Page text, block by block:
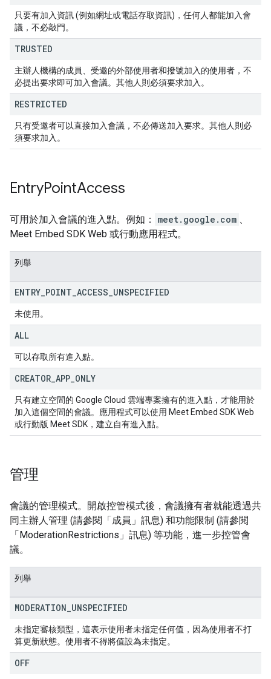
只要有加入資訊 (例如網址或電話存取資訊)，任何人都能加入會
議，不必敲門。
TRUSTED
主辦人機構的成員、受邀的外部使用者和撥號加入的使用者，不
必提出要求即可加入會議。其他人則必須要求加入。
RESTRICTED
只有受邀者可以直接加入會議，不必傳送加入要求。其他人則必
須要求加入。
EntryPointAccess
可用於加入會議的進入點。例如： meet.google.com 、
Meet Embed SDK Web 或行動應用程式。
列舉
ENTRY POINT ACCESS UNSPECIFIED
未使用。
ALL
可以存取所有進入點。
CREATOR APP ONLY
只有建立空間的 Google Cloud 雲端專案擁有的進入點，才能用於
加入這個空間的會議。應用程式可以使用 Meet Embed SDK Web
或行動版 Meet SDK，建立自有進入點。
管理
會議的管理模式。開啟控管模式後，會議擁有者就能透過共
同主辦人管理 (請參閱「成員」訊息) 和功能限制 (請參閱
「ModerationRestrictions」訊息) 等功能，進一步控管會
議。
列舉
MODERATION UNSPECIFIED
未指定審核類型，這表示使用者未指定任何值，因為使用者不打
算更新狀態。使用者不得將值設為未指定。
OFF